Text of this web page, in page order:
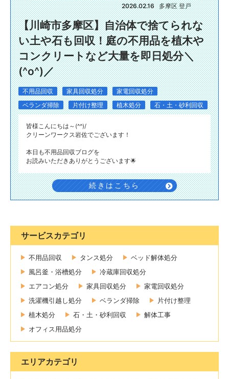
2026.02.16 多摩区 登戸
​【川崎市多摩区】自治体で捨てられな
い土や石も回収！庭の不用品を植木や
コンクリートなど大量を即日処分＼
(^o^)／
不用品回収 家具回収処分
家電回収処分
ベランダ掃除
片付け整理 植木処分 石・土・砂利回収
皆様こんにちは～(^^)/
クリーンワークス岩佐でございます！
本日も不用品回収ブログを
お読みいただきありがとうございます🌟
続きはこちら
サービスカテゴリ
不用品回収 タンス処分
ベッド解体処分
風呂釜・浴槽処分
冷蔵庫回収処分
エアコン処分
家具回収処分
家電回収処分
洗濯機引越し処分
ベランダ掃除
片付け整理
植木処分
石・土・砂利回収
解体工事
オフィス用品処分
エリアカテゴリ